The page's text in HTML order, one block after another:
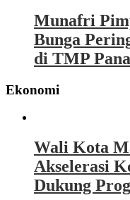
Munafri
Bunga
di TMP
Ekonomi
Wali Kota
Akselerasi
Dukung